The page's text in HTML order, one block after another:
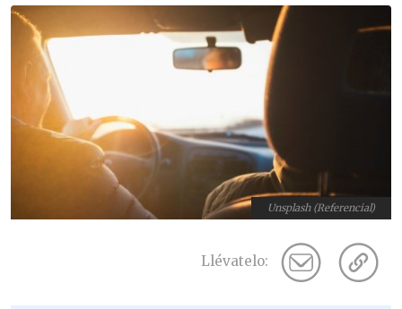
Unsplash (Referencial)
Llévatelo: